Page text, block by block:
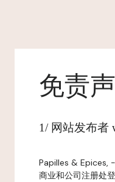
免责
1/ 网站发布者
Papilles & Epices,
商业和公司注册处